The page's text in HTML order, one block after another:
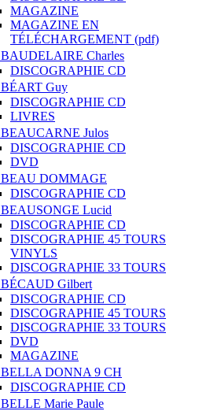
MAGAZINE
MAGAZINE EN
TÉLÉCHARGEMENT (pdf)
BAUDELAIRE Charles
DISCOGRAPHIE CD
BÉART Guy
DISCOGRAPHIE CD
LIVRES
BEAUCARNE Julos
DISCOGRAPHIE CD
DVD
BEAU DOMMAGE
DISCOGRAPHIE CD
BEAUSONGE Lucid
DISCOGRAPHIE CD
DISCOGRAPHIE 45 TOURS
VINYLS
DISCOGRAPHIE 33 TOURS
BÉCAUD Gilbert
DISCOGRAPHIE CD
DISCOGRAPHIE 45 TOURS
DISCOGRAPHIE 33 TOURS
DVD
MAGAZINE
BELLA DONNA 9 CH
DISCOGRAPHIE CD
BELLE Marie Paule